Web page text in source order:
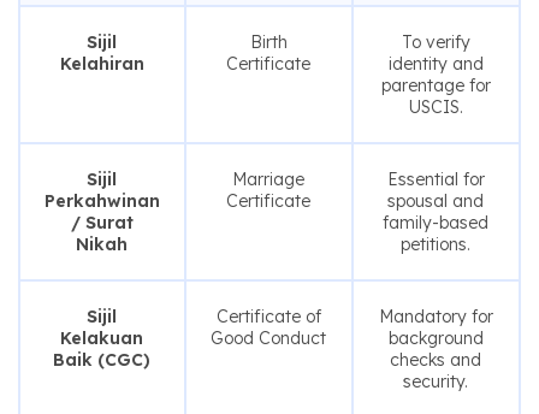
Sijil
Kelahiran
Birth
Certificate
To verify
identity and
parentage for
USCIS.
Sijil
Perkahwinan
/ Surat
Nikah
Marriage
Certificate
Essential for
spousal and
family-based
petitions.
Sijil
Kelakuan
Baik (CGC)
Certificate of
Good Conduct
Mandatory for
background
checks and
security.